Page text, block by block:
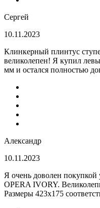
Сергей
10.11.2023
Клинкерный плинтус
великолепен! Я купил
мм и остался полностью
Александр
10.11.2023
Я очень доволен покупкой
OPERA IVORY.
Размеры 423х175